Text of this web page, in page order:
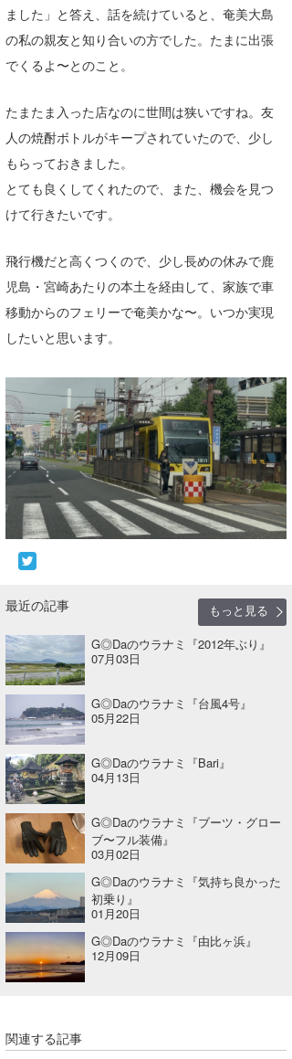
ました」と答え、話を続けていると、奄美大島
の私の親友と知り合いの方でした。たまに出張
でくるよ〜とのこと。
たまたま入った店なのに世間は狭いですね。友
人の焼酎ボトルがキープされていたので、少し
もらっておきました。
とても良くしてくれたので、また、機会を見つ
けて行きたいです。
飛行機だと高くつくので、少し長めの休みで鹿
児島・宮崎あたりの本土を経由して、家族で車
移動からのフェリーで奄美かな〜。いつか実現
したいと思います。
最近の記事
もっと見る
G◎Daのウラナミ『2012年ぶり』
07月03日
G◎Daのウラナミ『台風4号』
05月22日
G◎Daのウラナミ『Bari』
04月13日
G◎Daのウラナミ『ブーツ・グロー
ブ〜フル装備』
03月02日
G◎Daのウラナミ『気持ち良かった
初乗り』
01月20日
G◎Daのウラナミ『由比ヶ浜』
12月09日
関連する記事